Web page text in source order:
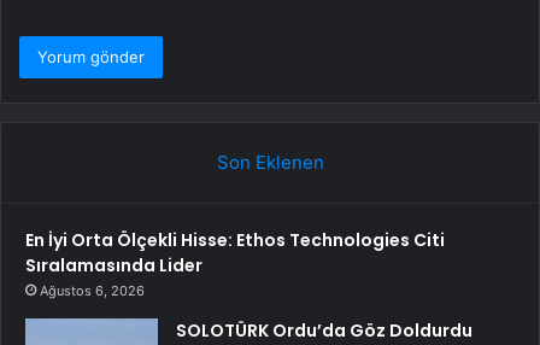
Son Eklenen
En İyi Orta Ölçekli Hisse: Ethos Technologies Citi
Sıralamasında Lider
Ağustos 6, 2026
SOLOTÜRK Ordu’da Göz Doldurdu